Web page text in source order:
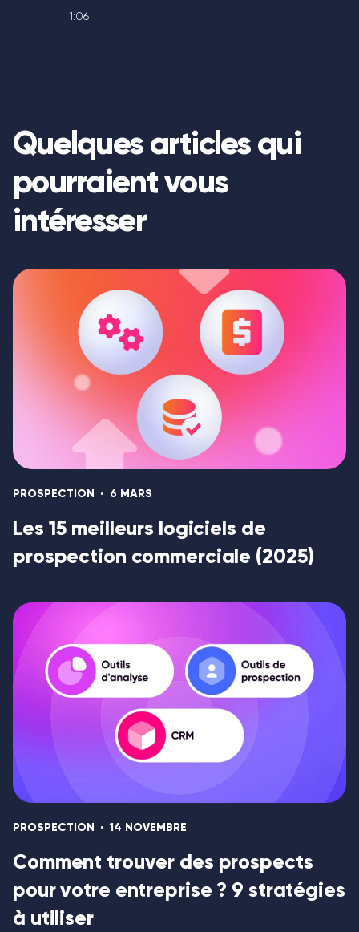
1:06
Quelques articles qui
pourraient vous
intéresser
PROSPECTION 6 MARS
Les 15 meilleurs logiciels de
prospection commerciale (2025)
PROSPECTION 14 NOVEMBRE
Comment trouver des prospects
pour votre entreprise ? 9 stratégies
à utiliser